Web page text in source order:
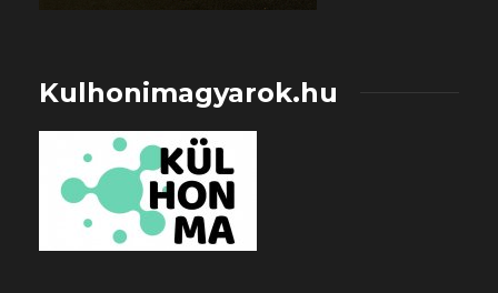
Kulhonimagyarok.hu